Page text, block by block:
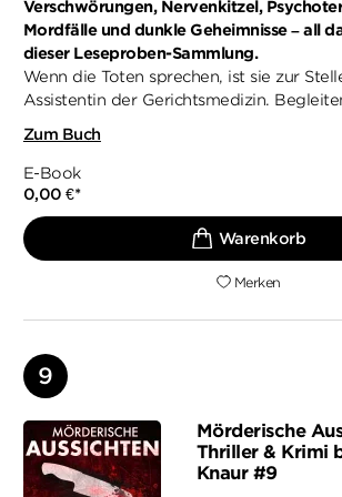
Verschwörungen, Nervenkitzel,
Mordfälle und dunkle Geheimnisse – all
dieser Leseproben-Sammlung.
Wenn die Toten sprechen, ist sie zur
Assistentin der Gerichtsmedizin.
Zum Buch
E-Book
0,00 €*
Merken
Mörderische
Thriller & Krimi
Knaur #9